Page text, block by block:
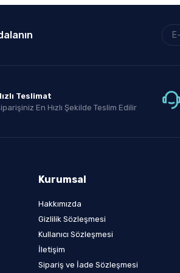
Teslimat
En Hızlı Şekilde Teslim Edilir
Kurumsal
Hakkımızda
Gizlilik Sözleşmesi
Kullanıcı Sözleşmesi
İletişim
Sipariş ve İade Sözleşmesi